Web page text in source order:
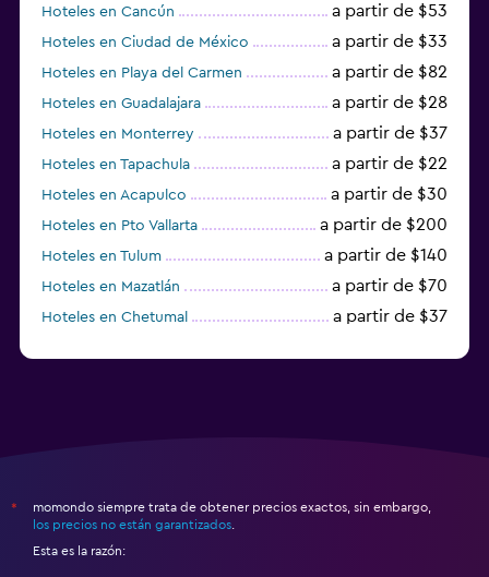
Hoteles en Cancún a partir de $53
Hoteles en Ciudad de México a partir de $33
Hoteles en Playa del Carmen a partir de $82
Hoteles en Guadalajara a partir de $28
Hoteles en Monterrey a partir de $37
Hoteles en Tapachula a partir de $22
Hoteles en Acapulco a partir de $30
Hoteles en Pto Vallarta a partir de $200
Hoteles en Tulum a partir de $140
Hoteles en Mazatlán a partir de $70
Hoteles en Chetumal a partir de $37
*
momondo siempre trata de obtener precios exactos, sin embargo,
los precios no están garantizados
Esta es la razón: